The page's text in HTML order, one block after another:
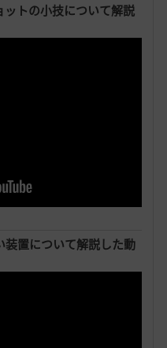
ットの小技について解説
装置について解説した動